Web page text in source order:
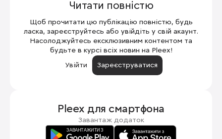
Читати повністю
Щоб прочитати цю публікацію повністю, будь
ласка, зареєструйтесь або увійдіть у свій акаунт.
Насолоджуйтесь ексклюзивним контентом та
будьте в курсі всіх новин на Pleex!
Увійти
Зареєструватися
Pleex для смартфона
Завантаж додаток